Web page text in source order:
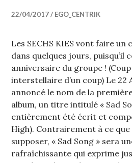
22/04/2017 EGO_CENTRIK
Les SECHS KIES vont faire un
dans quelques jours, puisqu’il
anniversaire du groupe !
interstellaire d’un coup) Le 22
annoncé le nom de la
album, un titre intitulé « Sad
entièrement été écrit et
High). Contrairement à ce
supposer, « Sad Song » sera
rafraîchissante qui exprime